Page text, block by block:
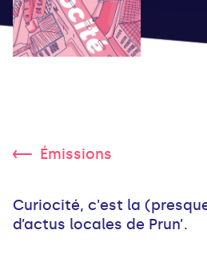
Émissions
Curiocité, c'est la
d’actus locales de Prun’.